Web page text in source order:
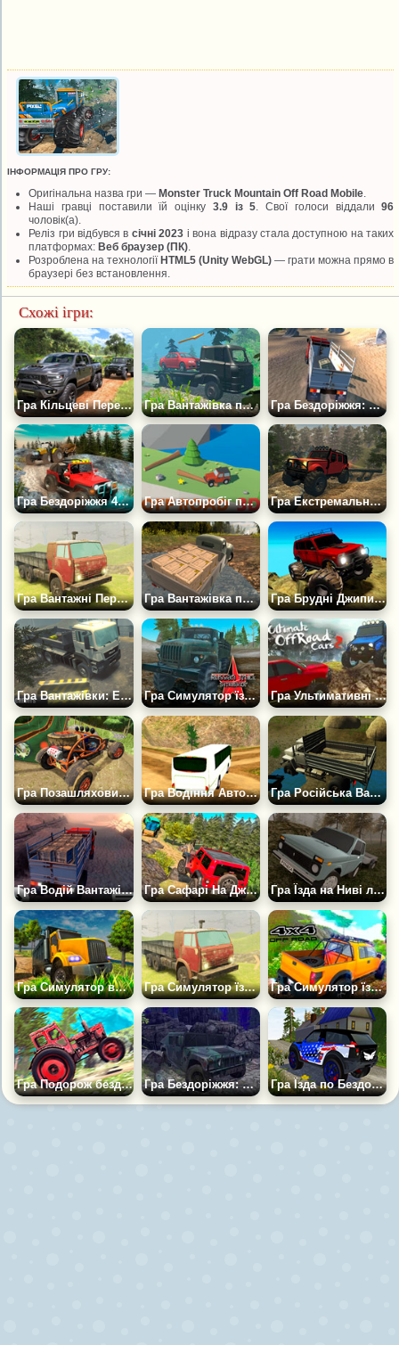
ІНФОРМАЦІЯ ПРО ГРУ:
Оригінальна назва гри —Monster Truck Mountain Off Road Mobile
Наші гравці поставили їй оцінку 3.9 із 5 . Свої голоси віддали96
чоловік(а).
Реліз гри відбувся в січні 2023 і вона відразу стала доступною на таких
платформах:Веб браузер (ПК)
Розроблена на технологіїHTML5 (Unity WebGL) — грати можна прямо в
браузері без встановлення.
Схожі ігри:
Гра Кільцеві Перегони по Бездоріжжю Гра Вантажівка по Бездоріжжю Важкий Транспорт Гра Бездоріжжя: Транспортування вантажів
Гра Бездоріжжя 4x4 Водіння Джипа Гра Автопробіг по Бездоріжжю Гра Екстремальне водіння по Бездоріжжю
Гра Вантажні Перевезення по Бездоріжжю 3Д Гра Вантажівка по Бездоріжжю Гра Брудні Джипи на Бездоріжжі
Гра Вантажівки: Екстремальне Бездоріжжя 3 Гра Симулятор їзди на Російських вантажівках Гра Ультимативні Позашляхові Автомобілі 2
Гра Позашляховики Дослідники Бездоріжжя Гра Водіння Автобуса: Гірська місцевість Гра Російська Вантажівка на Бездоріжжі
Гра Водій Вантажівки: Бездоріжжя Гра Сафарі На Джипі: Пригоди в Джунглях Гра Їзда на Ниві лісовими дорогами
Гра Симулятор водіння вантажівки по Бездоріжжю Гра Симулятор їзди бездоріжжям Гра Симулятор їзди на Джипі по Бездоріжжю
Гра Подорож бездоріжжям Гра Бездоріжжя: Вантажний Позашляховик 4x4 Гра Їзда по Бездоріжжю в Горах 2024